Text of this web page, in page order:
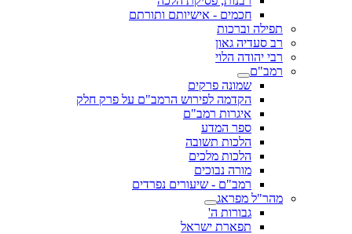
חכמים - אישיותם ותורתם
תפילה וברכות
רב סעדיה גאון
רבי יהודה הלוי
רמב"ם
שמונה פרקים
הקדמה לפירוש הרמב"ם על פרק חלק
איגרות רמב"ם
ספר המדע
הלכות תשובה
הלכות מלכים
מורה נבוכים
רמב"ם - שיעורים נפרדים
מהר"ל מפראג
גבורות ה'
תפארת ישראל